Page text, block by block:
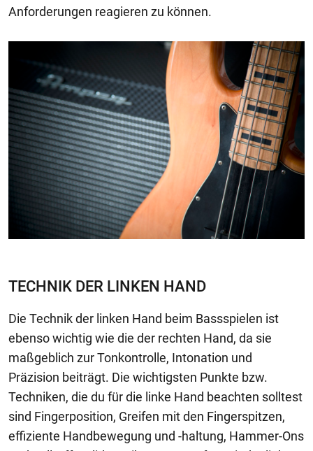
Anforderungen reagieren zu können.
TECHNIK DER LINKEN HAND
Die Technik der linken Hand beim Bassspielen ist
ebenso wichtig wie die der rechten Hand, da sie
maßgeblich zur Tonkontrolle, Intonation und
Präzision beiträgt. Die wichtigsten Punkte bzw.
Techniken, die du für die linke Hand beachten solltest
sind Fingerposition, Greifen mit den Fingerspitzen,
effiziente Handbewegung und -haltung, Hammer-Ons